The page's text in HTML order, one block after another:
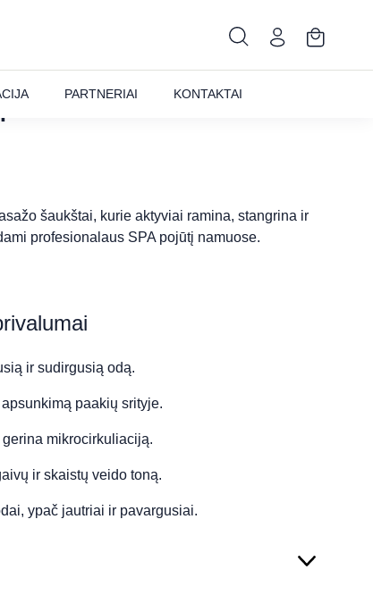
PARTNERIAI KONTAKTAI
šaldomieji
šaukštai, kurie aktyviai ramina, stangrina ir
profesionalaus SPA pojūtį namuose.
ir sudirgusią odą.
paakių srityje.
mikrocirkuliaciją.
ir skaistų veido toną.
ypač jautriai ir pavargusiai.